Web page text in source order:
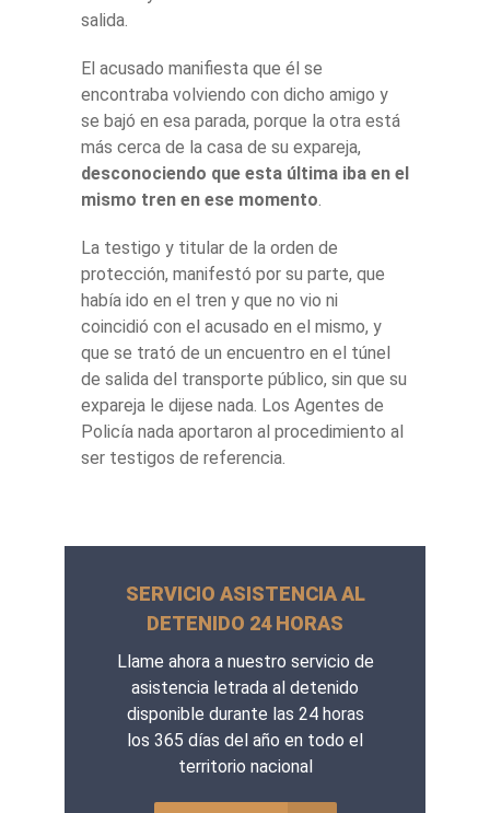
salida.
El acusado manifiesta que él se
encontraba volviendo con dicho amigo y
se bajó en esa parada, porque la otra está
más cerca de la casa de su expareja,
desconociendo que esta última iba en el
mismo tren en ese momento.
La testigo y titular de la orden de
protección, manifestó por su parte, que
había ido en el tren y que no vio ni
coincidió con el acusado en el mismo, y
que se trató de un encuentro en el túnel
de salida del transporte público, sin que su
expareja le dijese nada. Los Agentes de
Policía nada aportaron al procedimiento al
ser testigos de referencia.
SERVICIO ASISTENCIA AL
DETENIDO 24 HORAS
Llame ahora a nuestro servicio de
asistencia letrada al detenido
disponible durante las 24 horas
los 365 días del año en todo el
territorio nacional